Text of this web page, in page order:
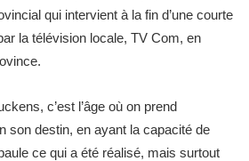
qui intervient à la fin d’une courte
la télévision locale, TV Com, en
c’est l’âge où on prend
son destin, en ayant la capacité de
ce qui a été réalisé, mais surtout